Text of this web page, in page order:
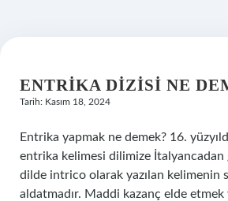
ENTRIKA DIZISI NE
Tarih: Kasım 18, 2024
Entrika yapmak ne demek? 16.
entrika kelimesi dilimize İtalyancadan
dilde intrico olarak yazılan kelimenin
aldatmadır. Maddi kazanç elde etmek